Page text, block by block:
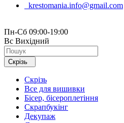
krestomania.info@gmail.com
Пн-Сб 09:00-19:00
Вс Вихідний
Скрізь
Скрізь
Все для вишивки
Бісер, бісероплетіння
Скрапбукінг
Декупаж